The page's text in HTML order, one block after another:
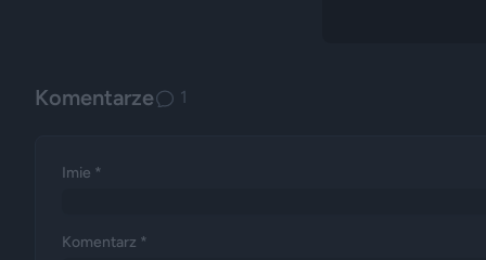
Komentarze 1
Imie *
Komentarz *